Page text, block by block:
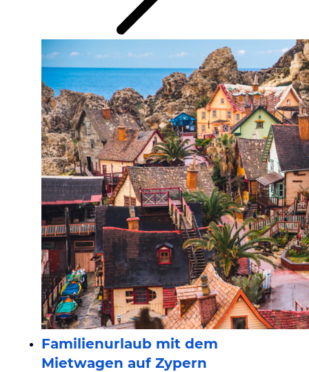
Familienurlaub mit dem
Mietwagen auf Zypern